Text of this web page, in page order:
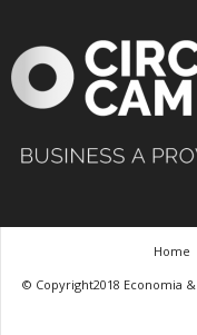
Home
© Copyright2018 Economia